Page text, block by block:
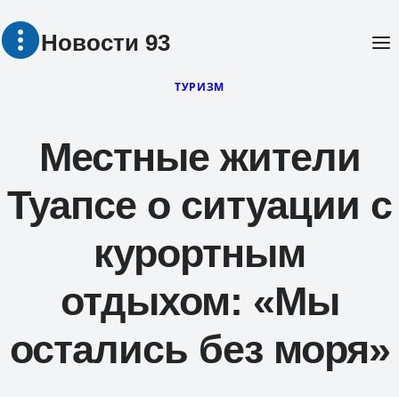
Перейти
Новости 93
ТУРИЗМ
Местные жители
Туапсе о ситуации с
курортным
отдыхом: «Мы
остались без моря»